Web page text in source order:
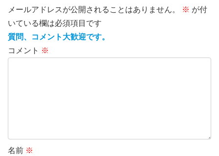
メールアドレスが公開されることはありません。 ※ が付
いている欄は必須項目です
質問、コメント大歓迎です。
コメント ※
名前 ※